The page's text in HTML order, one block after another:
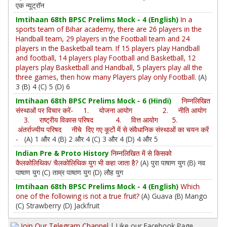
एक न्यूट्रॉन
Imtihaan 68th BPSC Prelims Mock - 4 (English) In a
sports team of Bihar academy, there are 26 players in the
Handball team, 29 players in the Football team and 24
players in the Basketball team. If 15 players play Handball
and football, 14 players play Football and Basketball, 12
players play Basketball and Handball, 5 players play all the
three games, then how many Players play only Football. (A)
3 (B) 4 (C) 5 (D) 6
Imtihaan 68th BPSC Prelims Mock - 6 (Hindi)
निम्नलिखित
संस्थाओं पर विचार करें- 1. योजना आयोग 2. नीति आयोग
3. राष्ट्रीय विकास परिषद 4. वित्त आयोग 5.
अंतर्राज्यीय परिषद नीचे दिए गए कूटों में से संवैधानिक संस्थाओं का चयन करें
- (A) 1 और 4 (B) 2 और 4 (C) 3 और 4 (D) 4 और 5
Indian Pre & Proto History निम्नलिखित में से किसको
कैलकोलिथिक/ चैलकोलिथिक युग भी कहा जाता है? (A) पुरा पाषाण युग (B) नव
पाषाण युग (C) ताम्र पाषाण युग (D) लौह युग
Imtihaan 68th BPSC Prelims Mock - 4 (English) Which
one of the following is not a true fruit? (A) Guava (B) Mango
(C) Strawberry (D) Jackfruit